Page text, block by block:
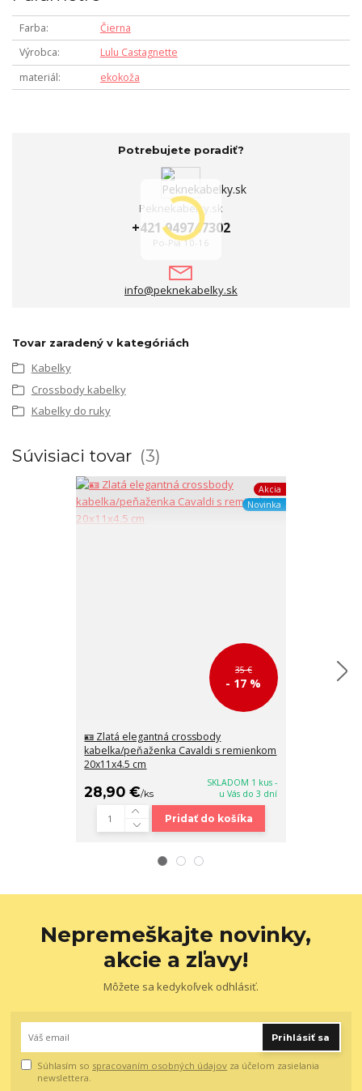
Farba
Čierna
Výrobca
Lulu Castagnette
materiál
ekokoža
Potrebujete poradiť?
Peknekabelky.sk
+421 949747302
Po-Pia 10-16
info@peknekabelky.sk
Tovar zaradený v kategóriách
Kabelky
Crossbody kabelky
Kabelky do ruky
Súvisiaci tovar 3
Akcia
Novinka
35 €
- 17 %
🪪 Zlatá elegantná crossbody
kabelka/peňaženka Cavaldi s remienkom
20x11x4.5 cm
28,90 €/ks
SKLADOM 1 kus -
u Vás do 3 dní
Pridať do košíka
Nepremeškajte novinky,
akcie a zľavy!
Môžete sa kedykoľvek odhlásiť.
Prihlásiť sa
Súhlasím so spracovaním osobných údajov za účelom zasielania
newslettera.